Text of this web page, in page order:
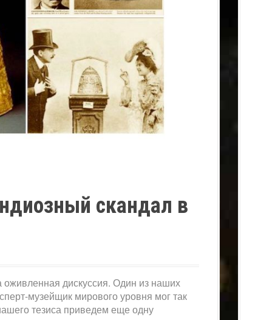
скандал в
дискуссия. Один из наших
музейщик мирового уровня мог так
тезиса приведем еще одну